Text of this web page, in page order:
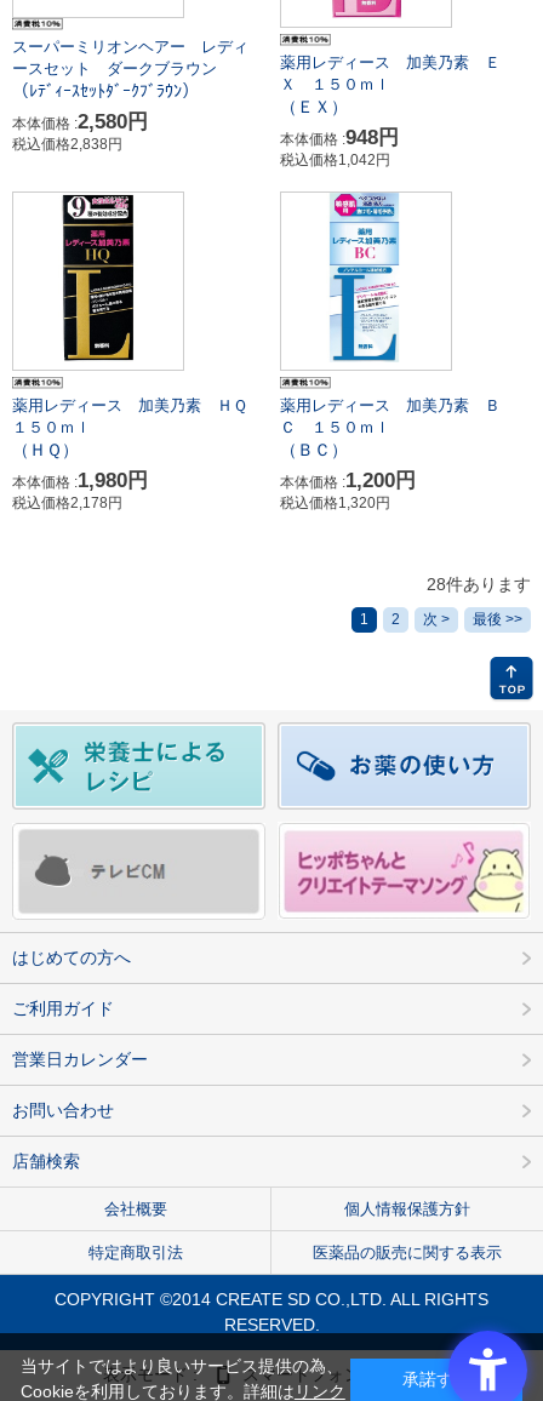
スーパーミリオンヘアー レディ
ースセット ダークブラウン
（ﾚﾃﾞｨｰｽｾｯﾄﾀﾞｰｸﾌﾞﾗｳﾝ）
本体価格 :2,580円
税込価格2,838円
薬用レディース 加美乃素 Ｅ
Ｘ １５０ｍｌ
（ＥＸ）
本体価格 :948円
税込価格1,042円
薬用レディース 加美乃素 ＨＱ
１５０ｍｌ
（ＨＱ）
本体価格 :1,980円
税込価格2,178円
薬用レディース 加美乃素 Ｂ
Ｃ １５０ｍｌ
（ＢＣ）
本体価格 :1,200円
税込価格1,320円
28件あります
1 2 次 > 最後 >>
はじめての方へ
ご利用ガイド
営業日カレンダー
お問い合わせ
店舗検索
会社概要 個人情報保護方針
特定商取引法 医薬品の販売に関する表示
COPYRIGHT ©2014 CREATE SD CO.,LTD. ALL RIGHTS
RESERVED.
表示モード : スマートフォン PC
当サイトではより良いサービス提供の為、
Cookieを利用しております。詳細は リンク
承諾する